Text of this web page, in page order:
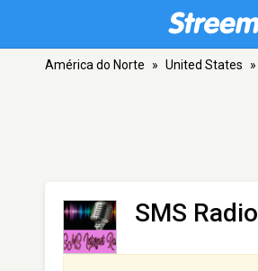
América do Norte » United States »
SMS Radio